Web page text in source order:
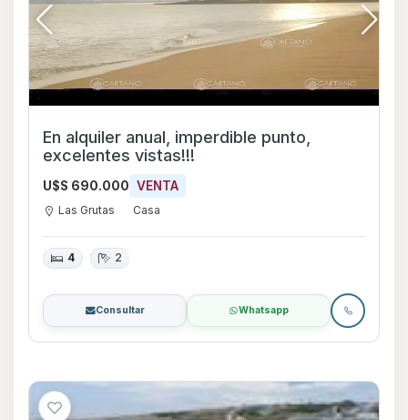
En alquiler anual, imperdible punto,
excelentes vistas!!!
U$S 690.000 VENTA
Las Grutas Casa
4 2
Consultar Whatsapp